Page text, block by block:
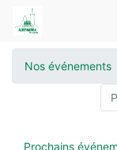
Nos événements
Prochains